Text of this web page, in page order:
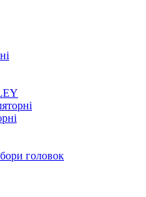
головок